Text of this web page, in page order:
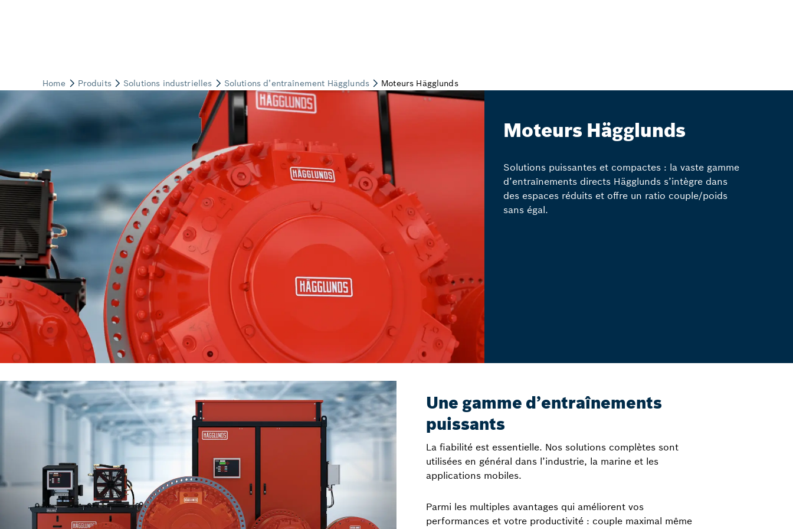
Moteurs Hägglunds
Solutions puissantes et compactes : la vaste gamme
d’entraînements directs Hägglunds s’intègre dans
des espaces réduits et offre un ratio couple/poids
sans égal.
Une gamme d’entraînements
puissants
La fiabilité est essentielle. Nos solutions complètes sont
utilisées en général dans l’industrie, la marine et les
applications mobiles.
Parmi les multiples avantages qui améliorent vos
performances et votre productivité : couple maximal même